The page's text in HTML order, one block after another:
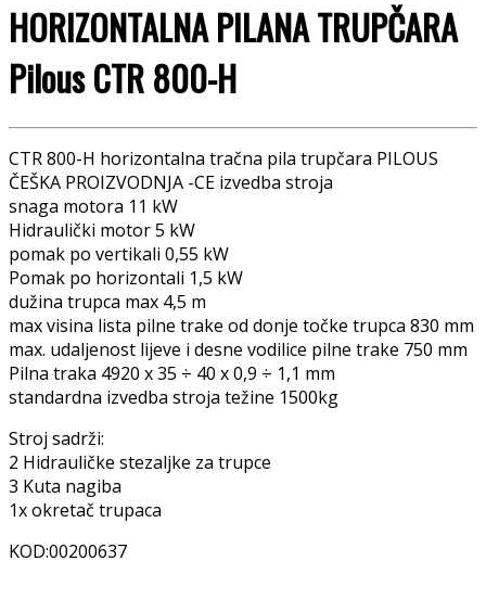
HORIZONTALNA PILANA TRUPČARA
Pilous CTR 800-H
CTR 800-H horizontalna tračna pila trupčara PILOUS
ČEŠKA PROIZVODNJA -CE izvedba stroja
snaga motora 11 kW
Hidraulički motor 5 kW
pomak po vertikali 0,55 kW
Pomak po horizontali 1,5 kW
dužina trupca max 4,5 m
max visina lista pilne trake od donje točke trupca 830 mm
max. udaljenost lijeve i desne vodilice pilne trake 750 mm
Pilna traka 4920 x 35 ÷ 40 x 0,9 ÷ 1,1 mm
standardna izvedba stroja težine 1500kg
Stroj sadrži:
2 Hidrauličke stezaljke za trupce
3 Kuta nagiba
1x okretač trupaca
KOD:00200637